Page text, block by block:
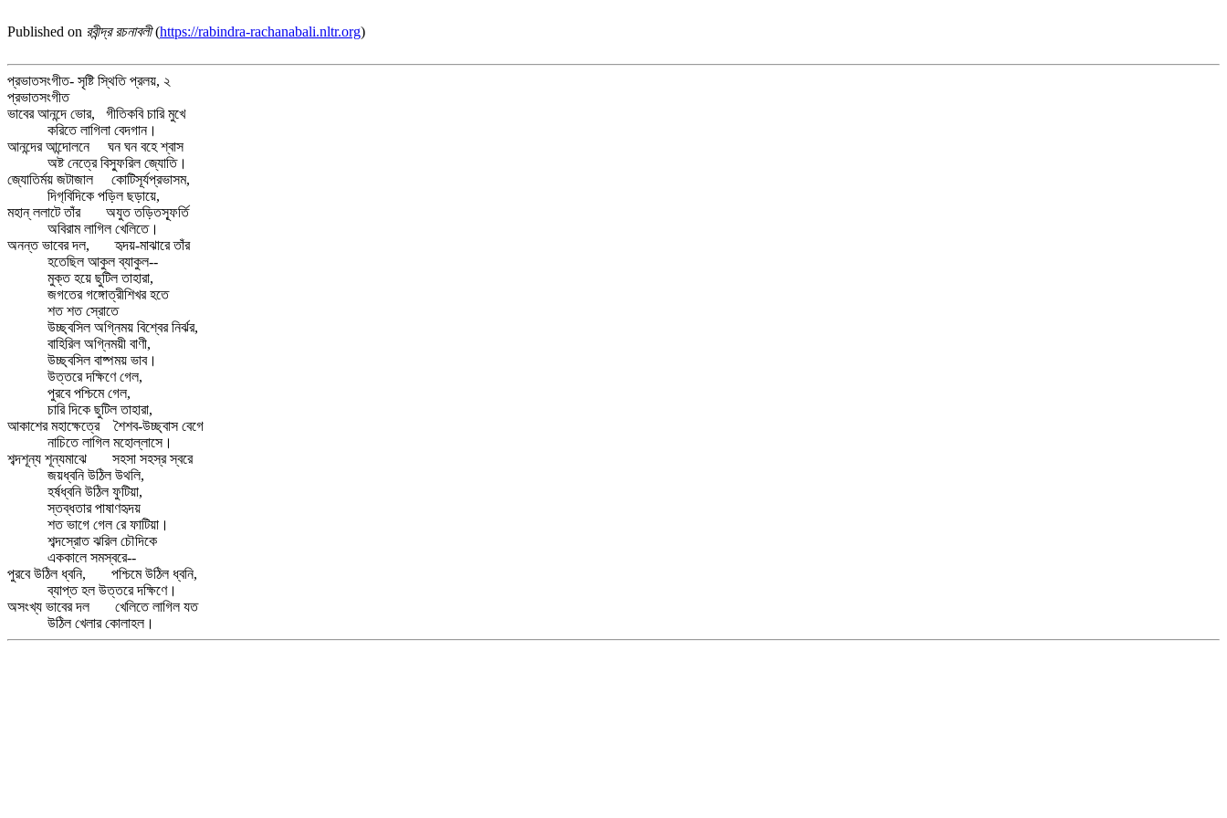
Published on রবীন্দ্র রচনাবলী(https://rabindra-rachanabali.nltr.org)
প্রভাতসংগীত- সৃষ্টি স্থিতি প্রলয়, ২
প্রভাতসংগীত
ভাবের আনন্দে ভোর, গীতিকবি চারি মুখে
করিতে লাগিলা বেদগান।
আনন্দের আন্দোলনে ঘন ঘন বহে শ্বাস
অষ্ট নেত্রে বিস্ফুরিল জ্যোতি।
জ্যোতির্ময় জটাজাল কোটিসূর্যপ্রভাসম,
দিগ‌্‌বিদিকে পড়িল ছড়ায়ে,
মহান্‌ ললাটে তাঁর অযুত তড়িতস্ফূর্তি
অবিরাম লাগিল খেলিতে।
অনন্ত ভাবের দল, হৃদয়-মাঝারে তাঁর
হতেছিল আকুল ব্যাকুল--
মুক্ত হয়ে ছুটিল তাহারা,
জগতের গঙ্গোত্রীশিখর হতে
শত শত স্রোতে
উচ্ছ্বসিল অগ্নিময় বিশ্বের নির্ঝর,
বাহিরিল অগ্নিময়ী বাণী,
উচ্ছ্বসিল বাষ্পময় ভাব।
উত্তরে দক্ষিণে গেল,
পুরবে পশ্চিমে গেল,
চারি দিকে ছুটিল তাহারা,
আকাশের মহাক্ষেত্রে শৈশব-উচ্ছ্বাস বেগে
নাচিতে লাগিল মহোল্লাসে।
শব্দশূন্য শূন্যমাঝে সহসা সহস্র স্বরে
জয়ধ্বনি উঠিল উথলি,
হর্ষধ্বনি উঠিল ফুটিয়া,
স্তব্ধতার পাষাণহৃদয়
শত ভাগে গেল রে ফাটিয়া।
শব্দস্রোত ঝরিল চৌদিকে
এককালে সমস্বরে--
পুরবে উঠিল ধ্বনি, পশ্চিমে উঠিল ধ্বনি,
ব্যাপ্ত হল উত্তরে দক্ষিণে।
অসংখ্য ভাবের দল খেলিতে লাগিল যত
উঠিল খেলার কোলাহল।